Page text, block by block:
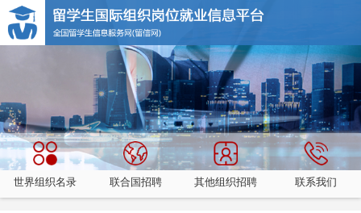
世界组织名录 联合国招聘 其他组织招聘 联系我们